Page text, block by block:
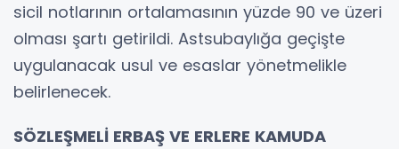
sicil notlarının ortalamasının yüzde 90 ve üzeri
olması şartı getirildi. Astsubaylığa geçişte
uygulanacak usul ve esaslar yönetmelikle
belirlenecek.
SÖZLEŞMELİ ERBAŞ VE ERLERE KAMUDA